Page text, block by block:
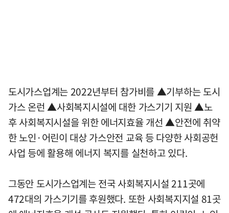
도시가스업계는 2022년부터 참가비를 ▲기부하는 도시
가스 온런 ▲사회복지시설에 대한 가스기기 지원 ▲노
후 사회복지시설을 위한 에너지효율 개선 ▲안전에 취약
한 노인·어린이 대상 가스안전 교육 등 다양한 사회공헌
사업 등에 활용해 에너지 복지를 실천하고 있다.
그동안 도시가스업계는 전국 사회복지시설 211곳에
472대의 가스기기를 후원했다. 또한 사회복지지설 81곳